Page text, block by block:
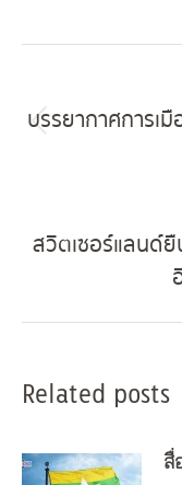
navigation
บรรยากาศการเ
สวิตเซอร์แลนด์ยื
Related posts
สื่